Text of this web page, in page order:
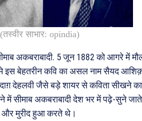
साभार: opindia)
अकबराबादी. 5 जून 1882 को आगरे में
इस बेहतरीन कवि का असल नाम सैयद
दाग़ देहलवी जैसे बड़े शायर से कविता सीखने का
में सीमाब अकबराबादी देश भर में पढ़े-सुने जाते
और मुरीद हुआ करते थे।